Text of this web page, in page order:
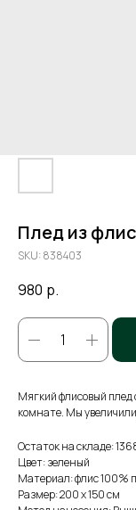
Плед из
SKU: 838403
980 р.
Мягкий флисовый плед
комнате. Мы
Остаток на складе:
Цвет: зеленый
Материал: флис 100%
Размер: 200 x 150 см